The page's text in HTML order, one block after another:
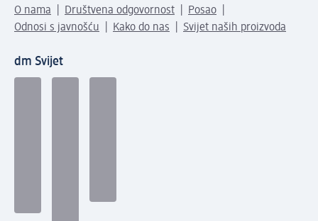
O nama Društvena odgovornost
Posao
Odnosi s javnošću
Kako do nas Svijet naših proizvoda
dm Svijet